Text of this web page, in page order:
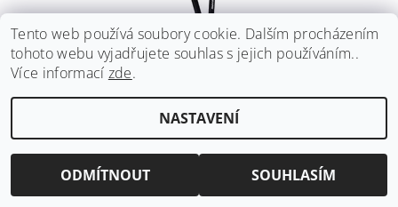
NŮŽKY FISKARS POWERLEVER GS53 NA TRÁVU A
1 998 Kč
Tento web používá soubory cookie. Dalším procházením
tohoto webu vyjadřujete souhlas s jejich používáním..
Více informací zde.
NASTAVENÍ
ODMÍTNOUT SOUHLASÍM